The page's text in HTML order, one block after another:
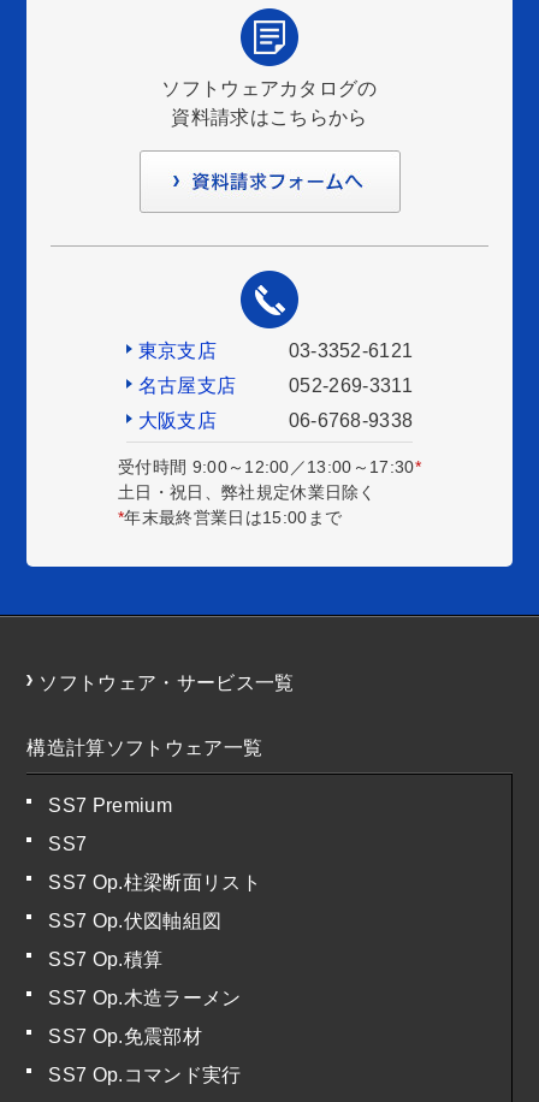
ソフトウェアカタログの
資料請求はこちらから
東京支店
03-3352-6121
名古屋支店
052-269-3311
大阪支店
06-6768-9338
受付時間 9:00～12:00／13:00～17:30*
土日・祝日、弊社規定休業日除く
*年末最終営業日は15:00まで
ソフトウェア・サービス一覧
構造計算ソフトウェア一覧
SS7 Premium
SS7
SS7 Op.柱梁断面リスト
SS7 Op.伏図軸組図
SS7 Op.積算
SS7 Op.木造ラーメン
SS7 Op.免震部材
SS7 Op.コマンド実行